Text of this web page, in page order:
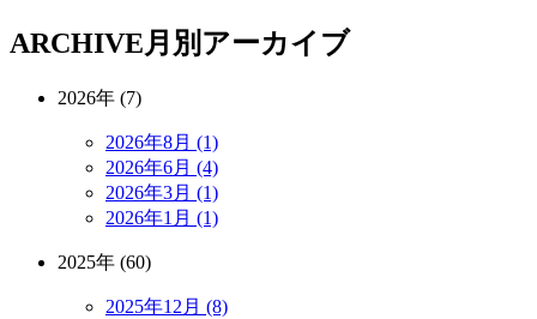
ARCHIVE月別アーカイブ
2026年 (7)
2026年8月 (1)
2026年6月 (4)
2026年3月 (1)
2026年1月 (1)
2025年 (60)
2025年12月 (8)